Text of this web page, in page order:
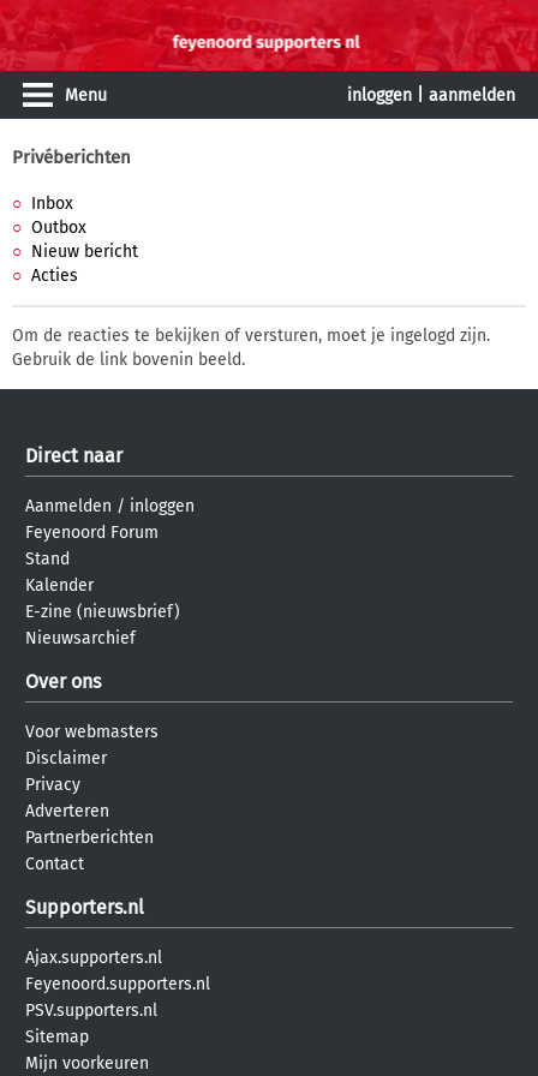
Menu inloggen aanmelden
Privéberichten
Inbox
Outbox
Nieuw bericht
Acties
Om de reacties te bekijken of versturen, moet je ingelogd zijn.
Gebruik de link bovenin beeld.
Direct naar
Aanmelden / inloggen
Feyenoord Forum
Stand
Kalender
E-zine (nieuwsbrief)
Nieuwsarchief
Over ons
Voor webmasters
Disclaimer
Privacy
Adverteren
Partnerberichten
Contact
Supporters.nl
Ajax.supporters.nl
Feyenoord.supporters.nl
PSV.supporters.nl
Sitemap
Mijn voorkeuren